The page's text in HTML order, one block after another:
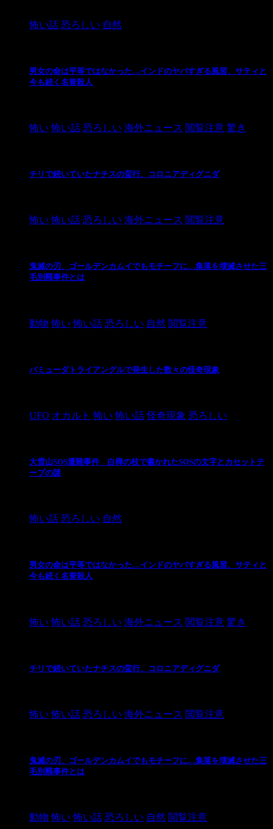
怖い話 恐ろしい 自然
男女の命は平等ではなかった…インドのヤバすぎる風習、サティと
今も続く名誉殺人
怖い 怖い話 恐ろしい 海外ニュース 閲覧注意 驚き
チリで続いていたナチスの蛮行、コロニアディグニダ
怖い 怖い話 恐ろしい 海外ニュース 閲覧注意
鬼滅の刃、ゴールデンカムイでもモチーフに…集落を壊滅させた三
毛別羆事件とは
動物 怖い 怖い話 恐ろしい 自然 閲覧注意
バミューダトライアングルで発生した数々の怪奇現象
UFO オカルト 怖い 怖い話 怪奇現象 恐ろしい
大雪山SOS遭難事件 白樺の枝で書かれたSOSの文字とカセットテ
ープの謎
怖い話 恐ろしい 自然
男女の命は平等ではなかった…インドのヤバすぎる風習、サティと
今も続く名誉殺人
怖い 怖い話 恐ろしい 海外ニュース 閲覧注意 驚き
チリで続いていたナチスの蛮行、コロニアディグニダ
怖い 怖い話 恐ろしい 海外ニュース 閲覧注意
鬼滅の刃、ゴールデンカムイでもモチーフに…集落を壊滅させた三
毛別羆事件とは
動物 怖い 怖い話 恐ろしい 自然 閲覧注意